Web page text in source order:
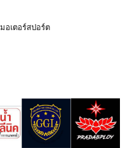
มอเตอร์สปอร์ต